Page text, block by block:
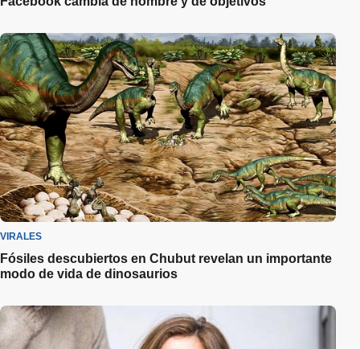
VIRALES
Fósiles descubiertos en Chubut revelan un importante
modo de vida de dinosaurios